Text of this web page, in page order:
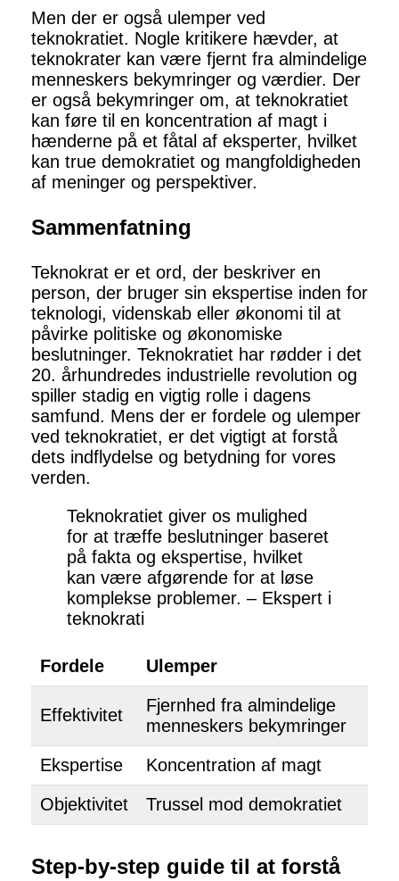
Men der er også ulemper ved
teknokratiet. Nogle kritikere hævder, at
teknokrater kan være fjernt fra almindelige
menneskers bekymringer og værdier. Der
er også bekymringer om, at teknokratiet
kan føre til en koncentration af magt i
hænderne på et fåtal af eksperter, hvilket
kan true demokratiet og mangfoldigheden
af ​​meninger og perspektiver.
Sammenfatning
Teknokrat er et ord, der beskriver en
person, der bruger sin ekspertise inden for
teknologi, videnskab eller økonomi til at
påvirke politiske og økonomiske
beslutninger. Teknokratiet har rødder i det
20. århundredes industrielle revolution og
spiller stadig en vigtig rolle i dagens
samfund. Mens der er fordele og ulemper
ved teknokratiet, er det vigtigt at forstå
dets indflydelse og betydning for vores
verden.
Teknokratiet giver os mulighed
for at træffe beslutninger baseret
på fakta og ekspertise, hvilket
kan være afgørende for at løse
komplekse problemer. – Ekspert i
teknokrati
Fordele Ulemper
Effektivitet
Fjernhed fra almindelige
menneskers bekymringer
Ekspertise
Koncentration af magt
Objektivitet
Trussel mod demokratiet
Step-by-step guide til at forstå